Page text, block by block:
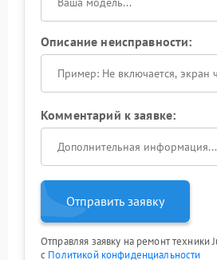
Описание неисправности:
Комментарий к заявке:
Отправить заявку
Отправляя заявку на ремонт техники
с Политикой конфиденциальности